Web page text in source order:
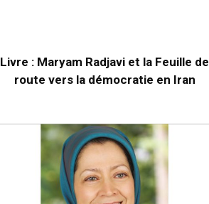
Livre : Maryam Radjavi et la Feuille de
route vers la démocratie en Iran